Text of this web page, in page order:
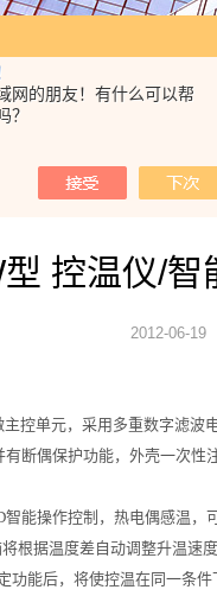
网的朋友！有什么可以帮
？
控温仪/智
2012-06-19
控单元，采用多重数字滤
断偶保护功能，外壳一次
智能操作控制，热电偶感温
根据温度差自动调整升温
能后，将使控温在同一条